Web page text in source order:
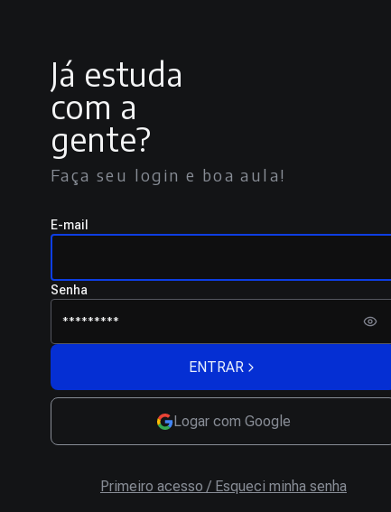
Já estuda
com a
gente?
Faça seu login e boa aula!
E-mail
Senha
ENTRAR
Logar com Google
Primeiro acesso / Esqueci minha senha